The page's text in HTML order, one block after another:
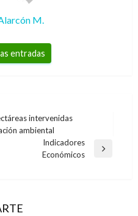
M.
entradas
intervenidas
ambiental
Indicadores
Económicos